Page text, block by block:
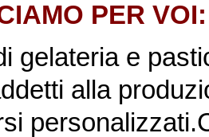
PER
gelateria e
alla
personalizzati.